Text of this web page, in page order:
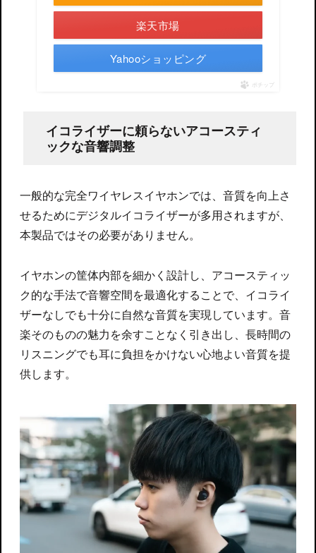
楽天市場
Yahooショッピング
ポチップ
イコライザーに頼らないアコースティ
ックな音響調整
一般的な完全ワイヤレスイヤホンでは、音質を向上さ
せるためにデジタルイコライザーが多用されますが、
本製品ではその必要がありません。
イヤホンの筐体内部を細かく設計し、アコースティッ
ク的な手法で音響空間を最適化することで、イコライ
ザーなしでも十分に自然な音質を実現しています。音
楽そのものの魅力を余すことなく引き出し、長時間の
リスニングでも耳に負担をかけない心地よい音質を提
供します。